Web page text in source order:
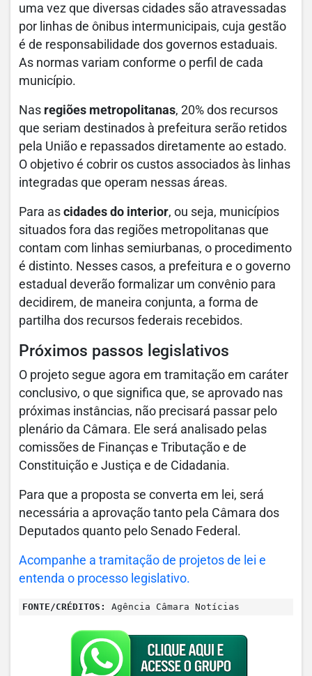
uma vez que diversas cidades são atravessadas
por linhas de ônibus intermunicipais, cuja gestão
é de responsabilidade dos governos estaduais.
As normas variam conforme o perfil de cada
município.
Nas regiões metropolitanas, 20% dos recursos
que seriam destinados à prefeitura serão retidos
pela União e repassados diretamente ao estado.
O objetivo é cobrir os custos associados às linhas
integradas que operam nessas áreas.
Para as cidades do interior, ou seja, municípios
situados fora das regiões metropolitanas que
contam com linhas semiurbanas, o procedimento
é distinto. Nesses casos, a prefeitura e o governo
estadual deverão formalizar um convênio para
decidirem, de maneira conjunta, a forma de
partilha dos recursos federais recebidos.
Próximos passos legislativos
O projeto segue agora em tramitação em caráter
conclusivo, o que significa que, se aprovado nas
próximas instâncias, não precisará passar pelo
plenário da Câmara. Ele será analisado pelas
comissões de Finanças e Tributação e de
Constituição e Justiça e de Cidadania.
Para que a proposta se converta em lei, será
necessária a aprovação tanto pela Câmara dos
Deputados quanto pelo Senado Federal.
Acompanhe a tramitação de projetos de lei e
entenda o processo legislativo.
FONTE/CRÉDITOS: Agência Câmara Notícias